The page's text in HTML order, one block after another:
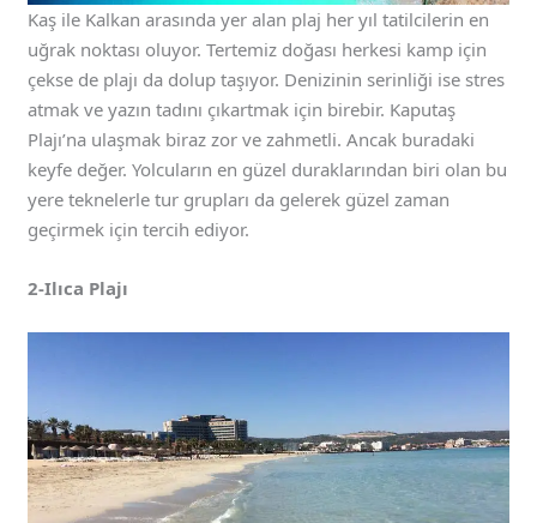
Kaş ile Kalkan arasında yer alan plaj her yıl tatilcilerin en
uğrak noktası oluyor. Tertemiz doğası herkesi kamp için
çekse de plajı da dolup taşıyor. Denizinin serinliği ise stres
atmak ve yazın tadını çıkartmak için birebir. Kaputaş
Plajı’na ulaşmak biraz zor ve zahmetli. Ancak buradaki
keyfe değer. Yolcuların en güzel duraklarından biri olan bu
yere teknelerle tur grupları da gelerek güzel zaman
geçirmek için tercih ediyor.
2-Ilıca Plajı